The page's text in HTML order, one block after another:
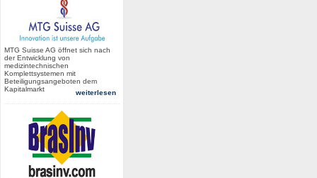
MTG Suisse AG öffnet sich nach
der Entwicklung von
medizintechnischen
Komplettsystemen mit
Beteiligungsangeboten dem
Kapitalmarkt
weiterlesen